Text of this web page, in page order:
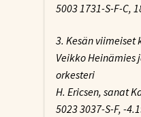
5003 1731-S-F-C,
3. Kesän viimeiset
Veikko Heinämies
orkesteri
H. Ericsen, sanat
5023 3037-S-F, -